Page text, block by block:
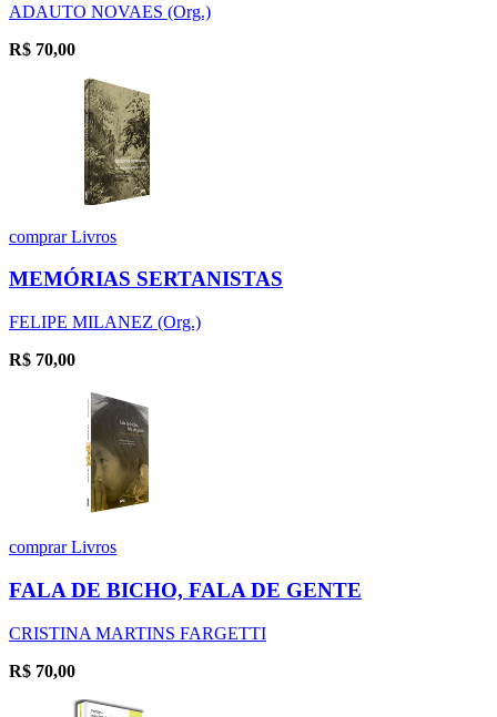
ADAUTO NOVAES (Org.)
R$ 70,00
comprarLivros
MEMÓRIAS SERTANISTAS
FELIPE MILANEZ (Org.)
R$ 70,00
comprarLivros
FALA DE BICHO, FALA DE GENTE
CRISTINA MARTINS FARGETTI
R$ 70,00